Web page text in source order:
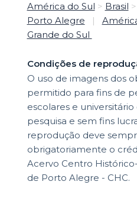
América do Sul > Brasil >
Porto Alegre
|
Grande do Sul
Condições de
O uso de imagens dos
permitido para fins de
escolares e
pesquisa e sem fins
reprodução deve
obrigatoriamente o
Acervo Centro
de Porto Alegre - CHC.